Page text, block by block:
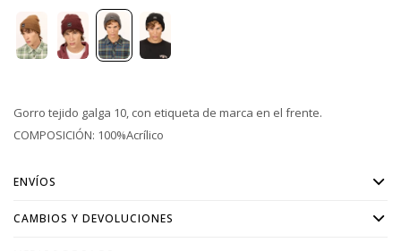
Gorro tejido galga 10, con etiqueta de marca en el frente.
COMPOSICIÓN: 100%Acrílico
ENVÍOS
CAMBIOS Y DEVOLUCIONES